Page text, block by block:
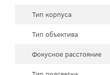
Тип корпуса
Тип объектива
Фокусное расстояние